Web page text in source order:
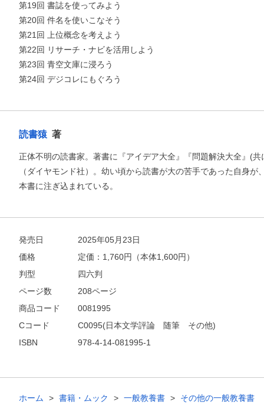
第19回 書誌を使ってみよう
第20回 件名を使いこなそう
第21回 上位概念を考えよう
第22回 リサーチ・ナビを活用しよう
第23回 青空文庫に浸ろう
第24回 デジコレにもぐろう
読書猿 著
正体不明の読書家。著書に『アイデア大全』『問題解決大全』(
（ダイヤモンド社）。幼い頃から読書が大の苦手であった自身
本書に注ぎ込まれている。
発売日
2025年05月23日
価格
定価： 1,760円（本体1,600円）
判型
四六判
ページ数
208ページ
商品コード
0081995
Cコード
C0095(日本文学評論 随筆 その他)
ISBN
978-4-14-081995-1
ホーム 書籍・ムック 一般教養書 その他の一般教養書